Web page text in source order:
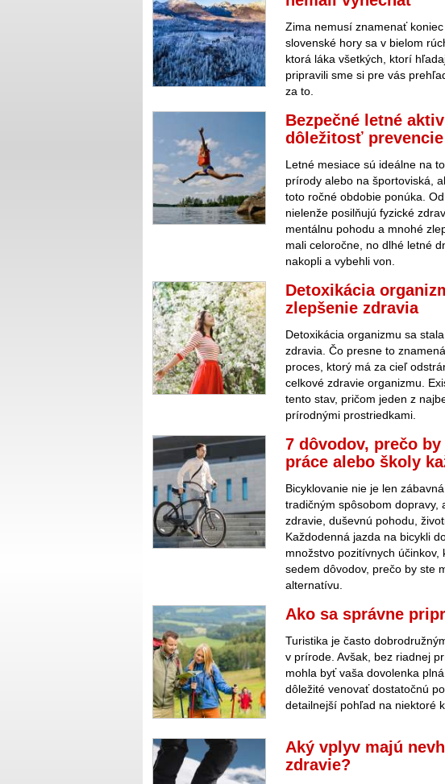
Zima nemusí znamenať
slovenské hory sa v bielom
ktorá láka všetkých, ktorí
pripravili sme si pre vás
za to.
Bezpečné letné
dôležitosť prevencie
Letné mesiace sú ideálne na
prírody alebo na športoviská,
toto ročné obdobie ponúka.
nielenže posilňujú fyzické
mentálnu pohodu a mnohé
mali celoročne, no dlhé letné
nakopli a vybehli von.
Detoxikácia
zlepšenie zdravia
Detoxikácia organizmu sa
zdravia. Čo presne to
proces, ktorý má za cieľ
celkové zdravie organizmu.
tento stav, pričom jeden z
prírodnými prostriedkami.
7 dôvodov, prečo
práce alebo školy
Bicyklovanie nie je len
tradičným spôsobom dopravy,
zdravie, duševnú pohodu,
Každodenná jazda na bicykli
množstvo pozitívnych
sedem dôvodov, prečo by ste
alternatívu.
Ako sa správne
Turistika je často
v prírode. Avšak, bez riadnej
mohla byť vaša dovolenka
dôležité venovať dostatočnú
detailnejší pohľad na niektoré
Aký vplyv majú
zdravie?